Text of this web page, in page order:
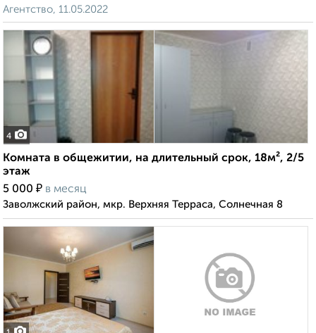
Агентство, 11.05.2022
4
Комната в общежитии, на длительный срок, 18м², 2/5
этаж
5 000 ₽ в месяц
Заволжский район, мкр. Верхняя Терраса, Солнечная 8